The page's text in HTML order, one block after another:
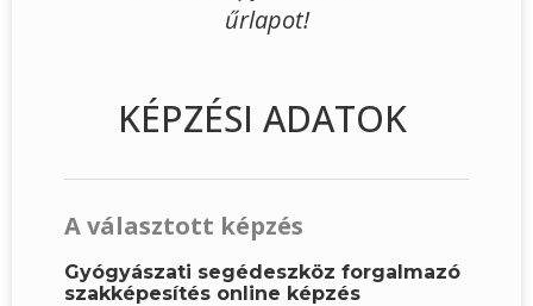
űrlapot!
KÉPZÉSI ADATOK
A választott képzés
Gyógyászati segédeszköz forgalmazó
szakképesítés online képzés